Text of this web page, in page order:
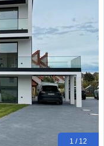
1 / 12